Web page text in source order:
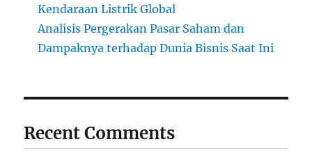
Kendaraan Listrik Global
Analisis Pergerakan Pasar Saham dan
Dampaknya terhadap Dunia Bisnis Saat Ini
Recent Comments